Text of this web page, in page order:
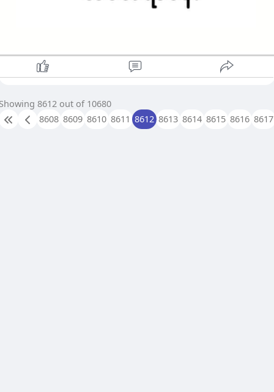
8612 out of 10680
8608 8609 8610 8611 8612 8613 8614 8615 8616 8617